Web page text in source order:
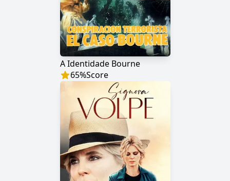
A Identidade Bourne
65%Score